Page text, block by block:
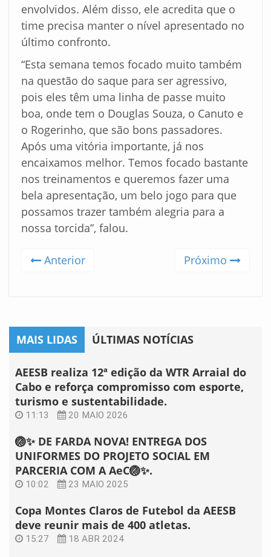
envolvidos. Além disso, ele acredita que o
time precisa manter o nível apresentado no
último confronto.
“Esta semana temos focado muito também
na questão do saque para ser agressivo,
pois eles têm uma linha de passe muito
boa, onde tem o Douglas Souza, o Canuto e
o Rogerinho, que são bons passadores.
Após uma vitória importante, já nos
encaixamos melhor. Temos focado bastante
nos treinamentos e queremos fazer uma
bela apresentação, um belo jogo para que
possamos trazer também alegria para a
nossa torcida”, falou.
Anterior Próximo
MAIS LIDAS ÚLTIMAS NOTÍCIAS
AEESB realiza 12ª edição da WTR Arraial do
Cabo e reforça compromisso com esporte,
turismo e sustentabilidade.
11:13 20 MAIO 2026
🏐✨ DE FARDA NOVA! ENTREGA DOS
UNIFORMES DO PROJETO SOCIAL EM
PARCERIA COM A AeC🏐✨.
10:02 23 MAIO 2025
Copa Montes Claros de Futebol da AEESB
deve reunir mais de 400 atletas.
15:27 18 ABR 2024